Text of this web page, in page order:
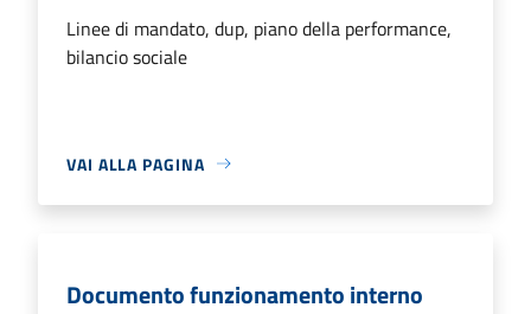
Linee di mandato, dup, piano della performance,
bilancio sociale
VAI ALLA PAGINA
Documento funzionamento interno